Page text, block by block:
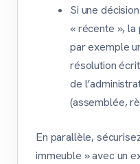
Si une
« récente »,
par exemple
résolution
de
(assemblée,
En parallèle,
immeuble » avec un